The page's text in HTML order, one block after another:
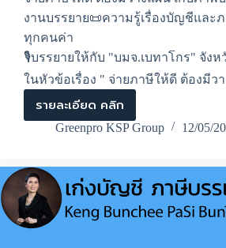
งานบรรยาย📜ความรู้เรื่องบัญชีและ
ทุกคนค่า
🎙️บรรยายให้กับ "บมจ.เบทาโกร" จังห
ในหัวข้อเรื่อง " จ่ายภาษีให้ดี ต้องมีว
รายละเอียด คลิก
การ
บรรยาย
เรื่อง
ภาษี
ให้
ดี
ต้อง
Greenpro KSP Group 12/05/